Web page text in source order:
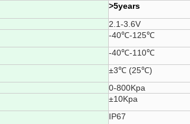
>5years
2.1-3.6V
-40℃-125℃
-40℃-110℃
±3℃ (25℃)
0-800Kpa
±10Kpa
IP67